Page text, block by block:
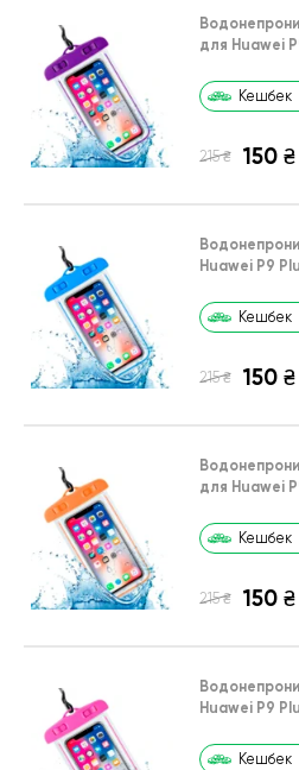
для Huawei
Кешбек
215 ₴ 150 ₴
Huawei P9
Кешбек
215 ₴ 150 ₴
для Huawei
Кешбек
215 ₴ 150 ₴
Huawei P9
Кешбек